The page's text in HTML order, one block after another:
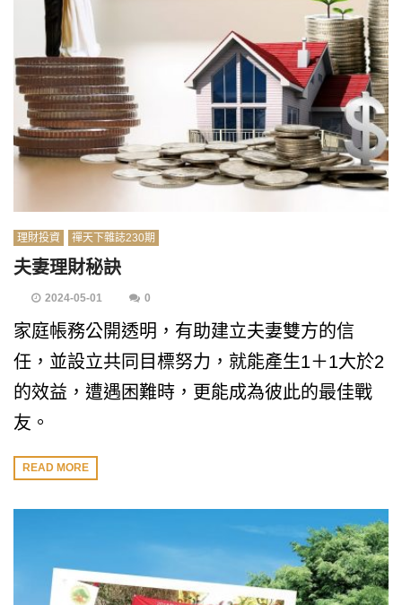
理財投資 禪天下雜誌230期
夫妻理財秘訣
2024-05-01 0
家庭帳務公開透明，有助建立夫妻雙方的信
任，並設立共同目標努力，就能產生1＋1大於2
的效益，遭遇困難時，更能成為彼此的最佳戰
友。
READ MORE